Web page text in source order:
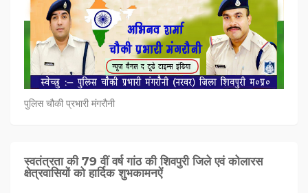
पुलिस चौकी प्रभारी मंगरौनी
स्वतंत्रता की 79 वीं वर्ष गांठ की शिवपुरी जिले एवं कोलारस
क्षेत्रवासियों को हार्दिक शुभकामनऐं